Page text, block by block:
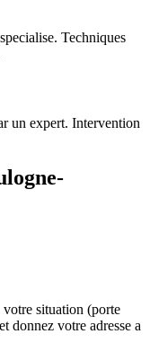
Techniques
un expert. Intervention
situation (porte
donnez votre adresse a